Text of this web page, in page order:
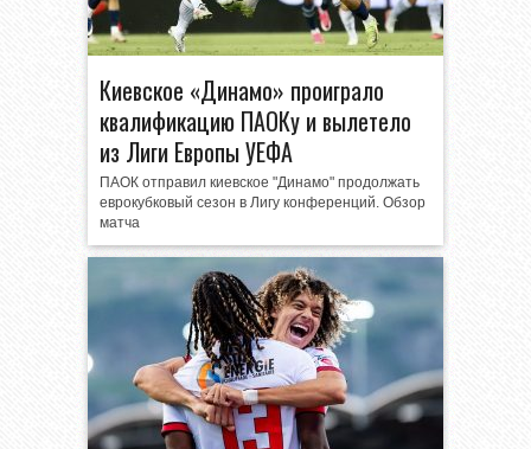
Киевское «Динамо» проиграло
квалификацию ПАОКу и вылетело
из Лиги Европы УЕФА
ПАОК отправил киевское "Динамо" продолжать
еврокубковый сезон в Лигу конференций. Обзор
матча